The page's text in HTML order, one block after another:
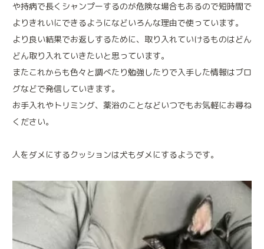
や持病で長くシャンプーするのが危険な場合もあるので短時間で
よりきれいにできるようになどいろんな理由で使っています。
より良い結果でお返しするために、取り入れていけるものはどん
どん取り入れていきたいと思っています。
またこれからも色々と調べたり勉強したりで入手した情報はブロ
グなどで発信していきます。
お手入れやトリミング、薬浴のことなどいつでもお気軽にお尋ね
ください。
人をダメにするクッションは犬もダメにするようです。